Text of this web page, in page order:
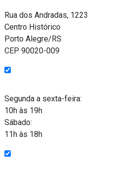
Rua dos Andradas, 1223
Centro Histórico
Porto Alegre/RS
CEP 90020-009
Segunda a sexta-feira:
10h às 19h
Sábado:
11h às 18h